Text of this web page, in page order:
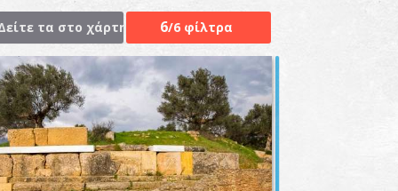
τα στο χάρτη 6/6 φίλτρα